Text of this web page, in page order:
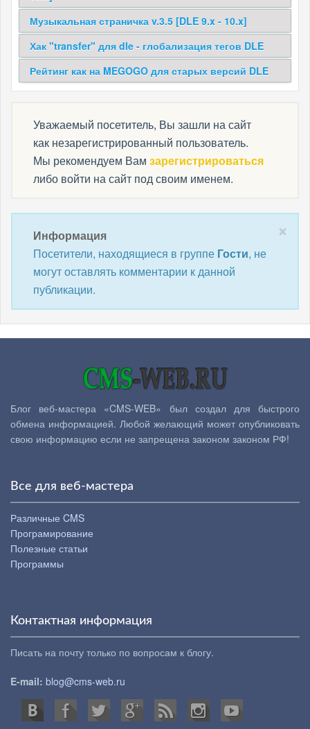
Музыкальная страничка v.3.5 [DLE 9.x - 10.x]
Хак "transfer" для dle - глобализация тегов DLE
Рейтинг как на MEGOGO для старых версий DLE
Уважаемый посетитель, Вы зашли на сайт
как незарегистрированный пользователь.
Мы рекомендуем Вам зарегистрироваться
либо войти на сайт под своим именем.
×
Информация
Посетители, находящиеся в группе Гости, не
могут оставлять комментарии к данной
публикации.
Блог веб-мастера «CMS-WEB» был создал для быстрого
обмена информацией. Любой желающий может опубликовать
свою информацию если не запрещена законом законом РФ!
Все для веб-мастера
Различные CMS
Програмирование
Полезные статьи
Программы
Контактная информация
Писать на почту только по вопросам к блогу.
E-mail: blog@cms-web.ru